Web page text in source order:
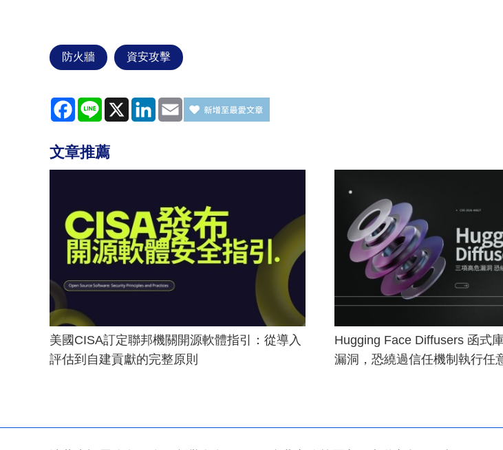
防火牆 資安攻擊
Facebook
Line X LinkedInEmail
文章推薦
美國CISA訂定聯邦機關開源軟體指引：從導入
評估到自建貢獻的完整原則
Hugging Face Diffusers 函式
漏洞，恐繞過信任機制執行任